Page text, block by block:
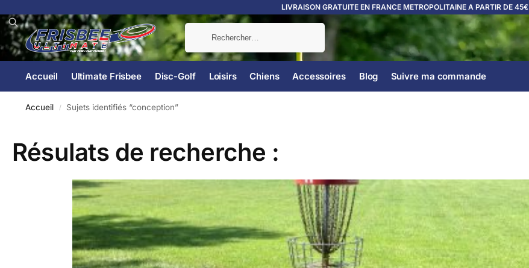
LIVRAISON GRATUITE EN FRANCE METROPOLITAINE A PARTIR DE 45€
Accueil Ultimate Frisbee Disc-Golf Loisirs Chiens Accessoires Blog Suivre ma commande
Accueil / Sujets identifiés “conception”
Résulats de recherche :